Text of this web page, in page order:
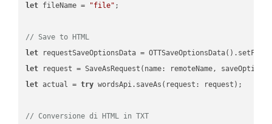
let fileName = "file" ;
// Save to HTML
let requestSaveOptionsData =
let request = SaveAsRequest(name: remoteName,
let actual = try wordsApi.saveAs(request: request);
// Conversione di HTML in TXT